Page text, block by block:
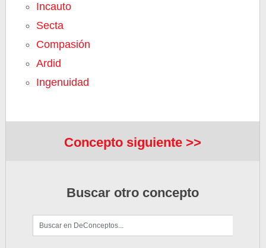
Incauto
Secta
Compasión
Ardid
Ingenuidad
Concepto siguiente >>
Buscar otro concepto